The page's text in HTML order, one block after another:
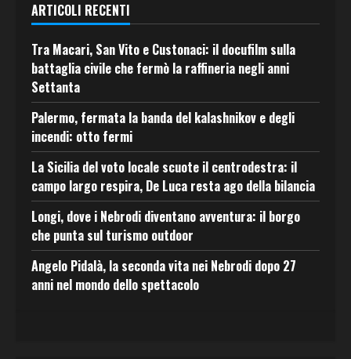
ARTICOLI RECENTI
Tra Macari, San Vito e Custonaci: il docufilm sulla
battaglia civile che fermò la raffineria negli anni
Settanta
Palermo, fermata la banda del kalashnikov e degli
incendi: otto fermi
La Sicilia del voto locale scuote il centrodestra: il
campo largo respira, De Luca resta ago della bilancia
Longi, dove i Nebrodi diventano avventura: il borgo
che punta sul turismo outdoor
Angelo Pidalà, la seconda vita nei Nebrodi dopo 27
anni nel mondo dello spettacolo